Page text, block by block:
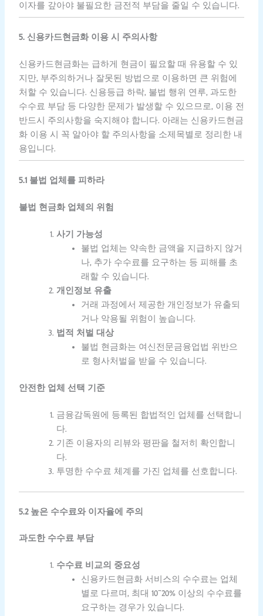
이자를 갚아야 불필요한 금전적 부담을 줄일 수 있습니다.
5. 신용카드현금화 이용 시 주의사항
신용카드현금화는 급하게 현금이 필요할 때 유용할 수 있
지만, 부주의하거나 잘못된 방법으로 이용하면 큰 위험에
처할 수 있습니다. 신용등급 하락, 불법 행위 연루, 과도한
수수료 부담 등 다양한 문제가 발생할 수 있으므로, 이용 전
반드시 주의사항을 숙지해야 합니다. 아래는 신용카드현금
화 이용 시 꼭 알아야 할 주의사항을 소제목별로 정리한 내
용입니다.
5.1 불법 업체를 피하라
불법 현금화 업체의 위험
사기 가능성
불법 업체는 약속한 금액을 지급하지 않거
나, 추가 수수료를 요구하는 등 피해를 초
래할 수 있습니다.
개인정보 유출
거래 과정에서 제공한 개인정보가 유출되
거나 악용될 위험이 높습니다.
법적 처벌 대상
불법 현금화는 여신전문금융업법 위반으
로 형사처벌을 받을 수 있습니다.
안전한 업체 선택 기준
금융감독원에 등록된 합법적인 업체를 선택합니
다.
기존 이용자의 리뷰와 평판을 철저히 확인합니
다.
투명한 수수료 체계를 가진 업체를 선호합니다.
5.2 높은 수수료와 이자율에 주의
과도한 수수료 부담
수수료 비교의 중요성
신용카드현금화 서비스의 수수료는 업체
별로 다르며, 최대 10~20% 이상의 수수료를
요구하는 경우가 있습니다.